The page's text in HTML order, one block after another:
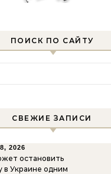
ПОИСК ПО САЙТУ
СВЕЖИЕ ЗАПИСИ
2026
остановить
в Украине одним